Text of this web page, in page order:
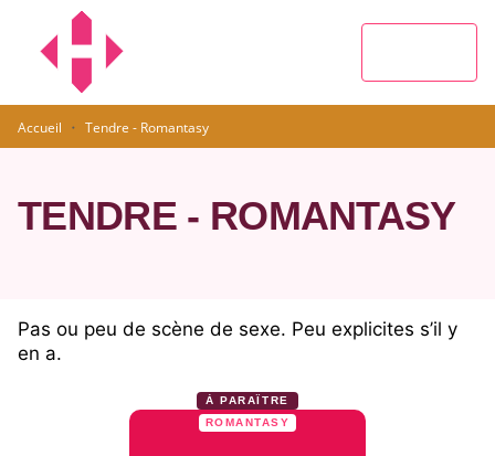
MENU
Accueil · Tendre - Romantasy
TENDRE - ROMANTASY
Pas ou peu de scène de sexe. Peu explicites s’il y
en a.
À PARAÎTRE
ROMANTASY